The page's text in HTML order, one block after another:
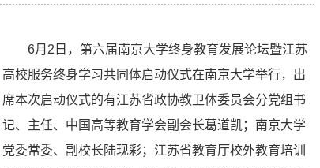
6月2日，第六届南京大学终身教育发展论坛暨江苏
高校服务终身学习共同体启动仪式在南京大学举行，出
席本次启动仪式的有江苏省政协教卫体委员会分党组书
记、主任、中国高等教育学会副会长葛道凯；南京大学
党委常委、副校长陆现彩；江苏省教育厅校外教育培训